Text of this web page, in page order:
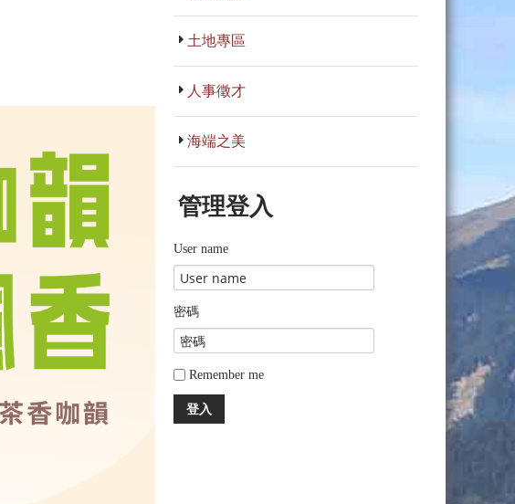
土地專區
人事徵才
海端之美
管理登入
User name
密碼
Remember me
登入